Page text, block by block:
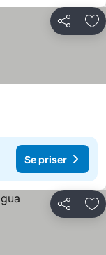
Dela
Se priser
Dela